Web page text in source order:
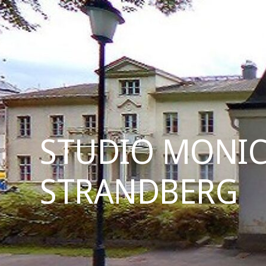
STUDIO
STRANDBERG